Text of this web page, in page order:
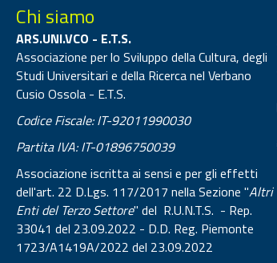
Chi siamo
ARS.UNI.VCO - E.T.S.
Associazione per lo Sviluppo della Cultura, degli
Studi Universitari e della Ricerca nel Verbano
Cusio Ossola - E.T.S.
Codice Fiscale: IT-92011990030
Partita IVA: IT-01896750039
Associazione iscritta ai sensi e per gli effetti
dell'art. 22 D.Lgs. 117/2017 nella Sezione "Altri
Enti del Terzo Settore" del R.U.N.T.S. - Rep.
33041 del 23.09.2022 - D.D. Reg. Piemonte
1723/A1419A/2022 del 23.09.2022